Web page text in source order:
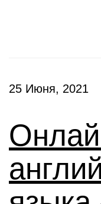
25 Июня, 2021